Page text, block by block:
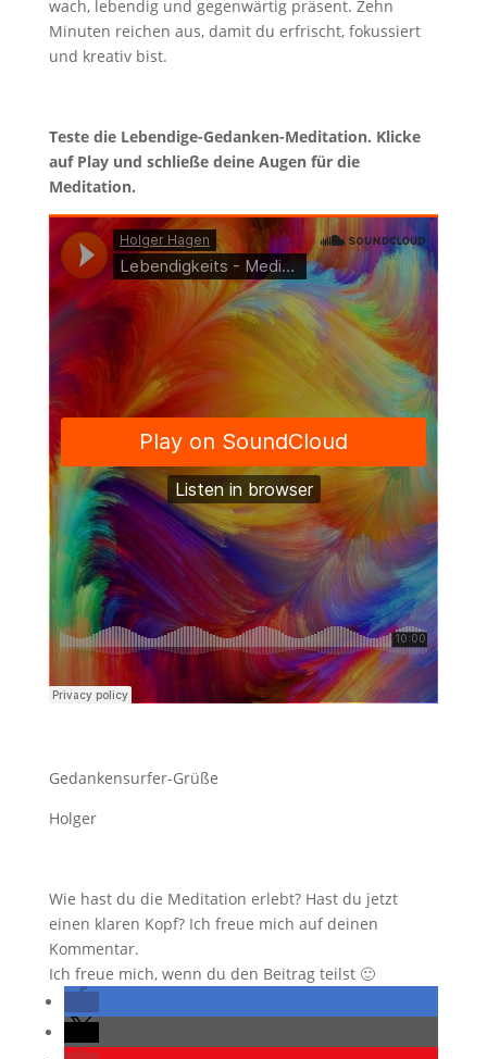
wach, lebendig und gegenwärtig präsent. Zehn
Minuten reichen aus, damit du erfrischt, fokussiert
und kreativ bist.
Teste die Lebendige-Gedanken-Meditation. Klicke
auf Play und schließe deine Augen für die
Meditation.
Gedankensurfer-Grüße
Holger
Wie hast du die Meditation erlebt? Hast du jetzt
einen klaren Kopf? Ich freue mich auf deinen
Kommentar.
Ich freue mich, wenn du den Beitrag teilst 🙂